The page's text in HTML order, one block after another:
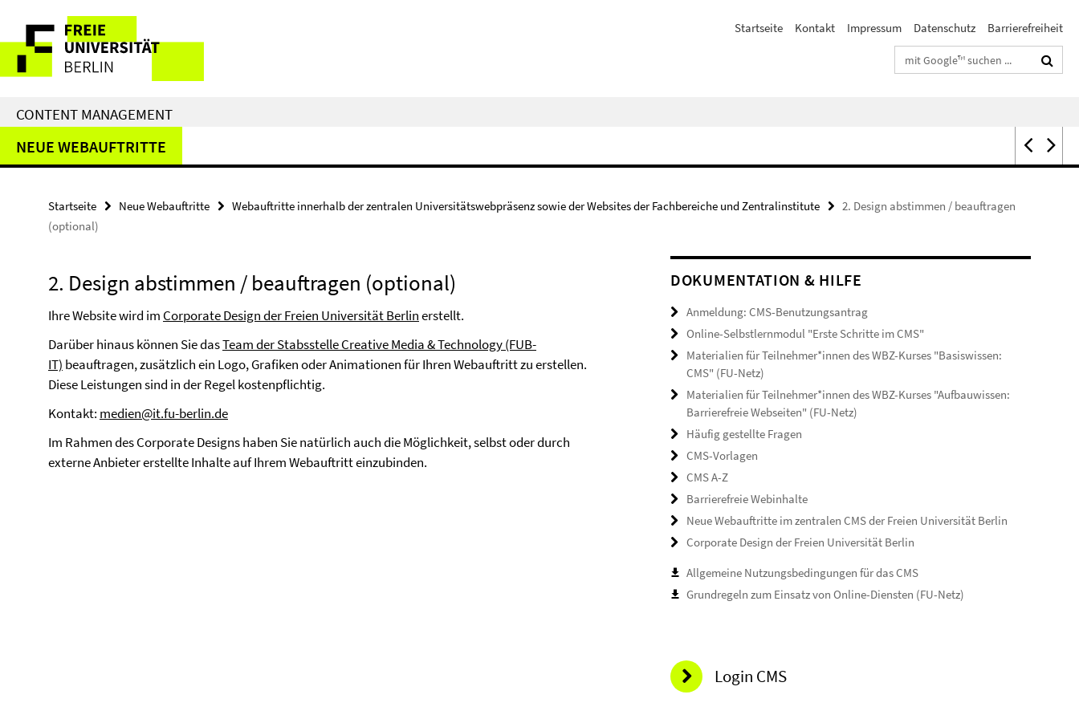
Service-
Navigation
Startseite Kontakt Impressum Datenschutz
Barrierefreiheit
Suchbegriffe
CONTENT MANAGEMENT
NEUE WEBAUFTRITTE
Startseite Neue Webauftritte Webauftritte innerhalb der zentralen Universitätswebpräsenz sowie der Websites der Fachbereiche und Zentralinstitute
2. Design abstimmen / beauftragen
(optional)
2. Design abstimmen / beauftragen (optional)
Ihre Website wird im Corporate Design der Freien Universität Berlinerstellt.
Darüber hinaus können Sie dasTeam der Stabsstelle Creative Media & Technology (FUB-
IT) beauftragen, zusätzlich ein Logo, Grafiken oder Animationen für Ihren Webauftritt zu erstellen.
Diese Leistungen sind in der Regel kostenpflichtig.
Kontakt: medien@it.fu-berlin.de
Im Rahmen des Corporate Designs haben Sie natürlich auch die Möglichkeit, selbst oder durch
externe Anbieter erstellte Inhalte auf Ihrem Webauftritt einzubinden.
DOKUMENTATION & HILFE
Anmeldung: CMS-Benutzungsantrag
Online-Selbstlernmodul "Erste Schritte im CMS"
Materialien für Teilnehmer*innen des WBZ-Kurses "Basiswissen:
CMS" (FU-Netz)
Materialien für Teilnehmer*innen des WBZ-Kurses "Aufbauwissen:
Barrierefreie Webseiten" (FU-Netz)
Häufig gestellte Fragen
CMS-Vorlagen
CMS A-Z
Barrierefreie Webinhalte
Neue Webauftritte im zentralen CMS der Freien Universität Berlin
Corporate Design der Freien Universität Berlin
Allgemeine Nutzungsbedingungen für das CMS
Grundregeln zum Einsatz von Online-Diensten (FU-Netz)
Login CMS